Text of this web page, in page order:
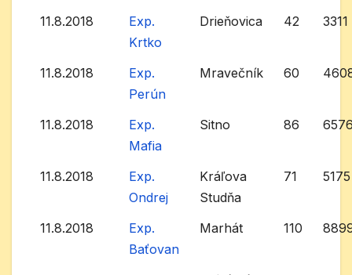
11.8.2018
Exp.
Krtko
Drieňovica 42 3311
11.8.2018
Exp.
Perún
Mravečník 60
11.8.2018
Exp.
Mafia
Sitno 86
11.8.2018
Exp.
Ondrej
Kráľova
Studňa
71 5175
11.8.2018
Exp.
Baťovan
Marhát 110